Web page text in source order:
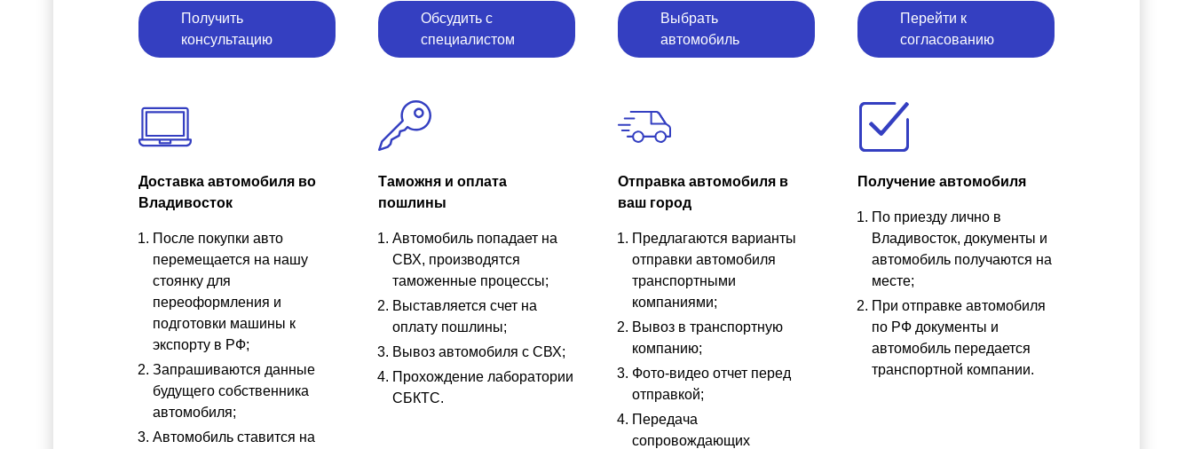
Получить
консультацию
Обсудить с
специалистом
Выбрать
автомобиль
Перейти к
согласованию
Доставка автомобиля во
Владивосток
После покупки авто
перемещается на нашу
стоянку для
переоформления и
подготовки машины к
экспорту в РФ;
Запрашиваются данные
будущего собственника
автомобиля;
Автомобиль ставится на
Таможня и оплата
пошлины
Автомобиль попадает на
СВХ, производятся
таможенные процессы;
Выставляется счет на
оплату пошлины;
Вывоз автомобиля с СВХ;
Прохождение лаборатории
СБКТС.
Отправка автомобиля в
ваш город
Предлагаются варианты
отправки автомобиля
транспортными
компаниями;
Вывоз в транспортную
компанию;
Фото-видео отчет перед
отправкой;
Передача
сопровождающих
Получение автомобиля
По приезду лично в
Владивосток, документы и
автомобиль получаются на
месте;
При отправке автомобиля
по РФ документы и
автомобиль передается
транспортной компании.